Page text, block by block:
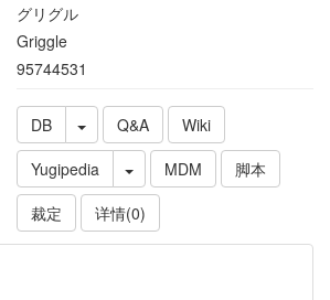
グリグル
Griggle
95744531
DB Q&A
Wiki
Yugipedia
MDM
脚本
裁定
详情(0)